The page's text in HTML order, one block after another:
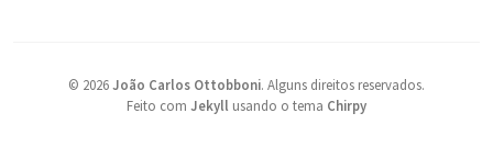
© 2026João Carlos Ottobboni. Alguns direitos reservados.
Feito com Jekyll usando o tema Chirpy